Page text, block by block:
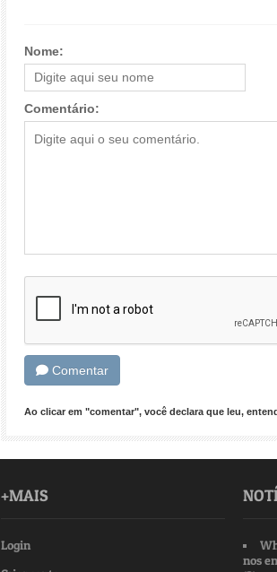
Nome:
Comentário:
Comentar
Ao clicar em "comentar", você declara que leu,
+MAIS
Login
nos